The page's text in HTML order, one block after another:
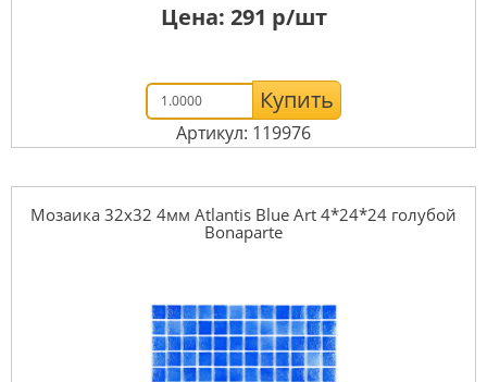
Цена: 291 р/шт
Купить
Артикул: 119976
Мозаика 32x32 4мм Atlantis Blue Art 4*24*24 голубой
Bonaparte